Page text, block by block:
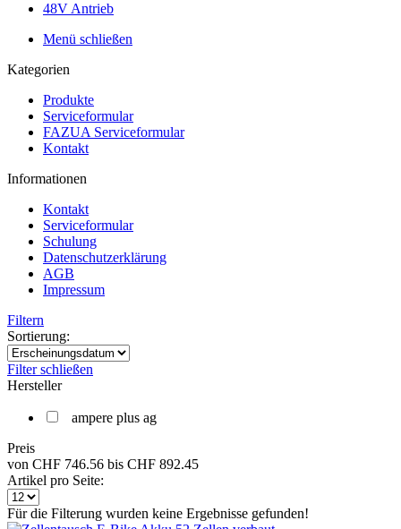
48V Antrieb
Menü schließen
Kategorien
Produkte
Serviceformular
FAZUA Serviceformular
Kontakt
Informationen
Kontakt
Serviceformular
Schulung
Datenschutzerklärung
AGB
Impressum
Filtern
Sortierung:
Filter schließen
Hersteller
ampere plus ag
Preis
von CHF 746.56 bis CHF 892.45
Artikel pro Seite:
Für die Filterung wurden keine Ergebnisse gefunden!